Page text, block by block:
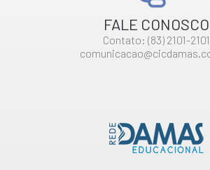
FALE CONOSCO
Contato: (83) 2101-2101